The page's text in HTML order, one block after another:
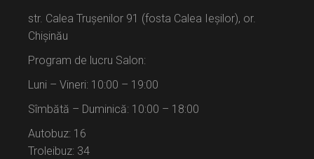
str. Calea Trușenilor 91 (fosta Calea Ieșilor), or.
Chișinău
Program de lucru Salon:
Luni – Vineri: 10:00 – 19:00
Sîmbătă – Duminică: 10:00 – 18:00
Autobuz: 16
Troleibuz: 34